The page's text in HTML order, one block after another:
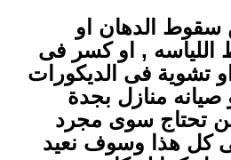
سقوط الدهان او
اللياسه , او كسر فى
او تشوية فى الديكورات
منازل بجدة
تحتاج سوى مجرد
كل هذا وسوف نعيد